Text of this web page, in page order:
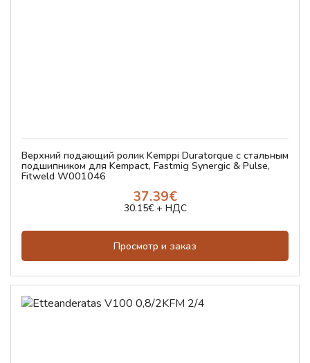
Верхний подающий ролик Kemppi Duratorque с стальным
подшипником для Kempact, Fastmig Synergic & Pulse,
Fitweld W001046
37.39€
30.15€ + НДС
Просмотр и заказ